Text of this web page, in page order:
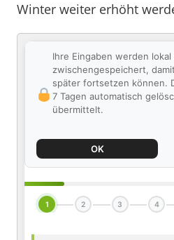
Winter weiter erhöht
Ihre Eingaben werden
zwischengespeichert,
später fortsetzen können.
7 Tagen automatisch
übermittelt.
OK
1 2 3 4